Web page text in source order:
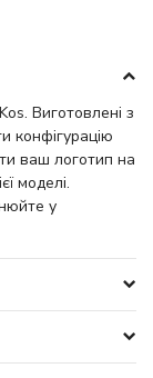
Виготовлені з
конфігурацію
ваш логотип на
моделі.
у